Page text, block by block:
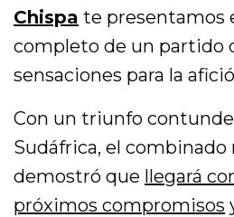
Chispa te presentamos
completo de un partido
sensaciones para la
Con un triunfo
Sudáfrica, el combinado
demostró que llegará
próximos compromisos